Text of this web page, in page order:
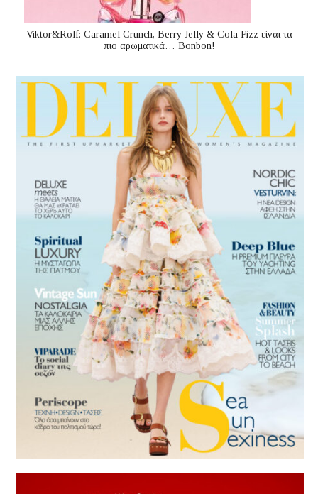
Viktor&Rolf: Caramel Crunch, Berry Jelly & Cola Fizz είναι τα
πιο αρωματικά… Bonbon!